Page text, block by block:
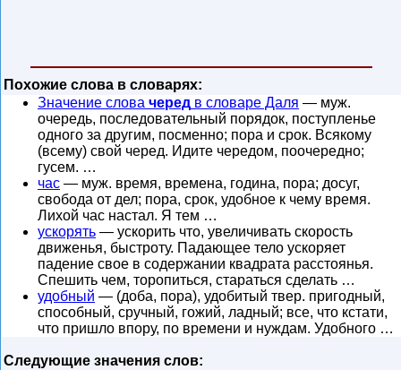
Похожие слова в словарях:
Значение слова черед в словаре Даля — муж.
очередь, последовательный порядок, поступленье
одного за другим, посменно; пора и срок. Всякому
(всему) свой черед. Идите чередом, поочередно;
гусем. …
час — муж. время, времена, година, пора; досуг,
свобода от дел; пора, срок, удобное к чему время.
Лихой час настал. Я тем …
ускорять — ускорить что, увеличивать скорость
движенья, быстроту. Падающее тело ускоряет
падение свое в содержании квадрата расстоянья.
Спешить чем, торопиться, стараться сделать …
удобный — (доба, пора), удобитый твер. пригодный,
способный, сручный, гожий, ладный; все, что кстати,
что пришло впору, по времени и нуждам. Удобного …
Следующие значения слов: